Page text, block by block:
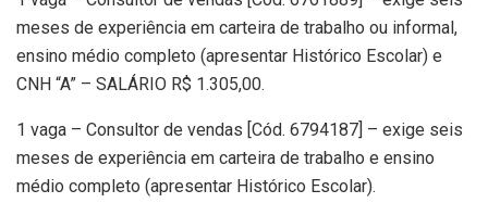
meses de experiência em carteira de trabalho ou informal,
ensino médio completo (apresentar Histórico Escolar) e
CNH “A” – SALÁRIO R$ 1.305,00.
1 vaga – Consultor de vendas [Cód. 6794187] – exige seis
meses de experiência em carteira de trabalho e ensino
médio completo (apresentar Histórico Escolar).